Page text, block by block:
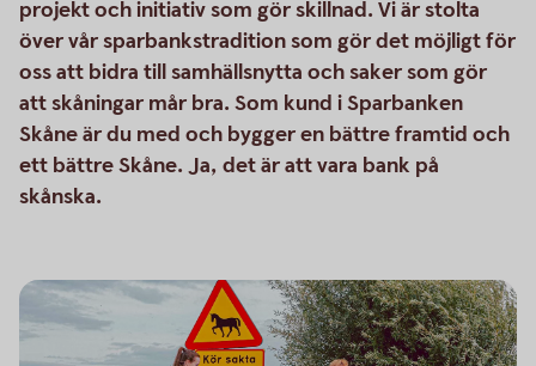
projekt och initiativ som gör skillnad. Vi är stolta
över vår sparbankstradition som gör det möjligt för
oss att bidra till samhällsnytta och saker som gör
att skåningar mår bra. Som kund i Sparbanken
Skåne är du med och bygger en bättre framtid och
ett bättre Skåne. Ja, det är att vara bank på
skånska.